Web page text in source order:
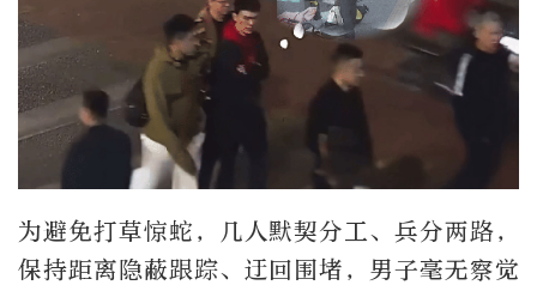
为避免打草惊蛇，几人默契分工、兵分两路，
保持距离隐蔽跟踪、迂回围堵，男子毫无察觉